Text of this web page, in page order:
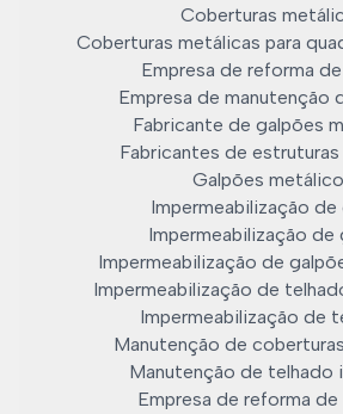
Coberturas
Coberturas metálicas para
Empresa de reforma
Empresa de manutenção
Fabricante de galpões
Fabricantes de
Galpões
Impermeabilização de
Impermeabilização de
Impermeabilização de
Impermeabilização de
Impermeabilização de
Manutenção de
Manutenção de telhado
Empresa de reforma